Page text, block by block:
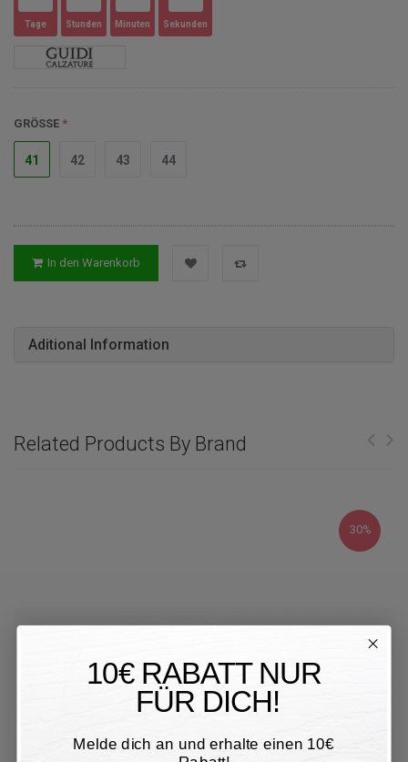
Tage Stunden Minuten Sekunden
GRÖSSE
41 42 43 44
In den Warenkorb
Aditional Information
Related Products By Brand
30%
10€ RABATT NUR
FÜR DICH!
Melde dich an und erhalte einen 10€